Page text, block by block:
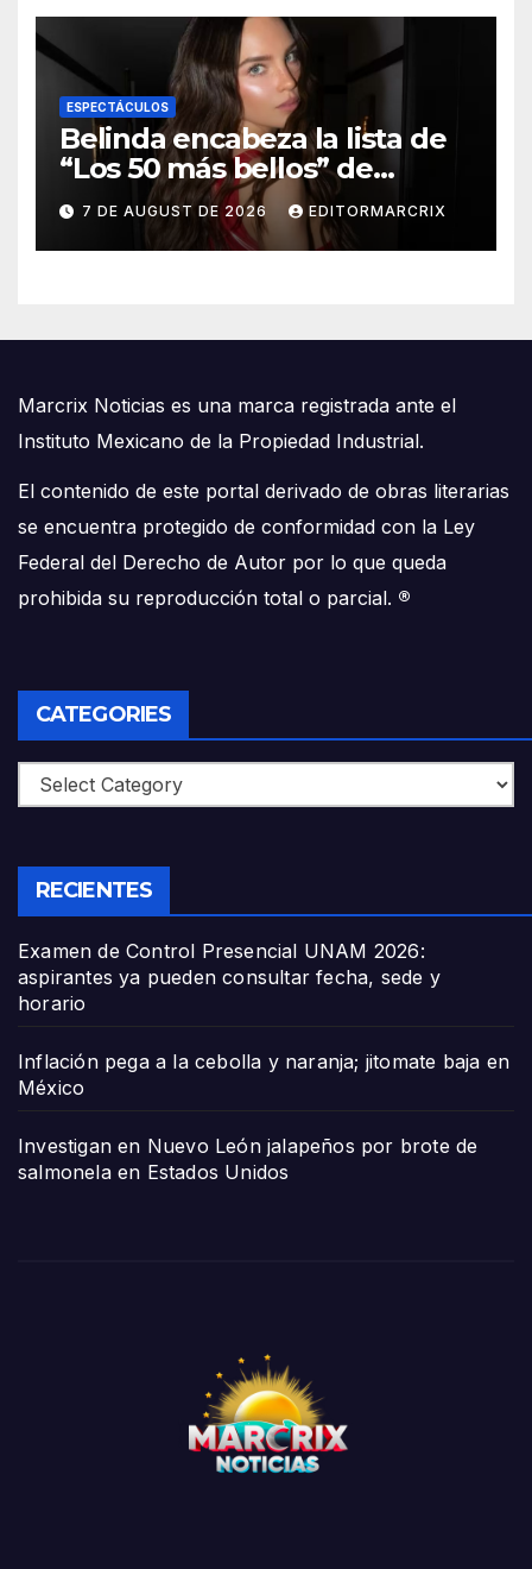
ESPECTÁCULOS
Belinda encabeza la lista de
“Los 50 más bellos” de
People en Español 2026
7 DE AUGUST DE 2026 EDITORMARCRIX
Marcrix Noticias es una marca registrada ante el
Instituto Mexicano de la Propiedad Industrial.
El contenido de este portal derivado de obras literarias
se encuentra protegido de conformidad con la Ley
Federal del Derecho de Autor por lo que queda
prohibida su reproducción total o parcial. ®
CATEGORIES
Categories
RECIENTES
Examen de Control Presencial UNAM 2026:
aspirantes ya pueden consultar fecha, sede y
horario
Inflación pega a la cebolla y naranja; jitomate baja en
México
Investigan en Nuevo León jalapeños por brote de
salmonela en Estados Unidos